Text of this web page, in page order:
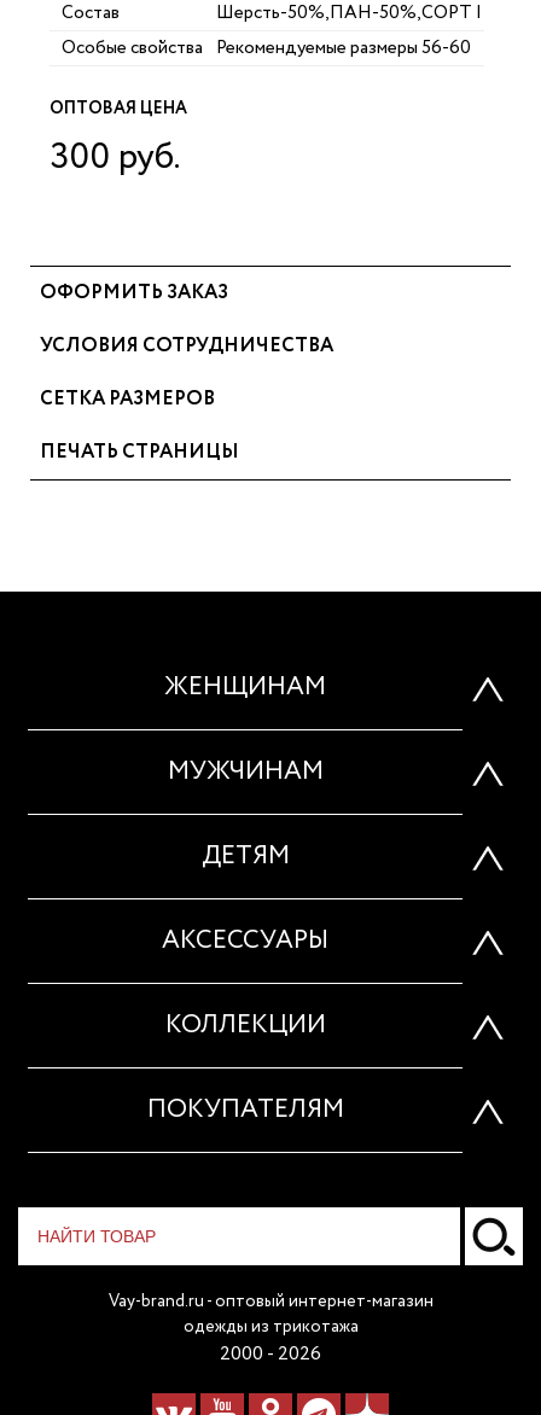
ОПТОВАЯ ЦЕНА
300 руб.
Состав
Шерсть-50%,ПАН-50%,СОРТ I
Особые свойства
Рекомендуемые размеры 56-60
ОФОРМИТЬ ЗАКАЗ
УСЛОВИЯ СОТРУДНИЧЕСТВА
СЕТКА РАЗМЕРОВ
ПЕЧАТЬ СТРАНИЦЫ
ЖЕНЩИНАМ
МУЖЧИНАМ
ДЕТЯМ
АКСЕССУАРЫ
КОЛЛЕКЦИИ
ПОКУПАТЕЛЯМ
Vay-brand.ru - оптовый интернет-магазин
одежды из трикотажа
2000 - 2026